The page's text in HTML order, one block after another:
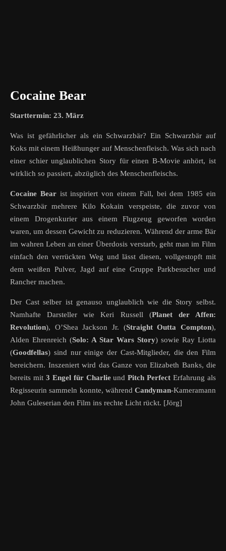
Cocaine Bear
Starttermin: 23. März
Was ist gefährlicher als ein Schwarzbär? Ein Schwarzbär auf
Koks mit einem Heißhunger auf Menschenfleisch. Was sich nach
einer schier unglaublichen Story für einen B-Movie anhört, ist
wirklich so passiert, abzüglich des Menschenfleischs.
Cocaine Bearist inspiriert von einem Fall, bei dem 1985 ein
Schwarzbär mehrere Kilo Kokain verspeiste, die zuvor von
einem Drogenkurier aus einem Flugzeug geworfen worden
waren, um dessen Gewicht zu reduzieren. Während der arme Bär
im wahren Leben an einer Überdosis verstarb, geht man im Film
einfach den verrückten Weg und lässt diesen, vollgestopft mit
dem weißen Pulver, Jagd auf eine Gruppe Parkbesucher und
Rancher machen.
Der Cast selber ist genauso unglaublich wie die Story selbst.
Namhafte Darsteller wie Keri Russell (Planet der Affen:
Revolution), O’Shea Jackson Jr. (Straight Outta Compton),
Alden Ehrenreich (Solo: A Star Wars Story) sowie Ray Liotta
(Goodfellas) sind nur einige der Cast-Mitglieder, die den Film
bereichern. Inszeniert wird das Ganze von Elizabeth Banks, die
bereits mit 3 Engel für CharlieundPitch Perfect Erfahrung als
Regisseurin sammeln konnte, während Candyman-Kameramann
John Guleserian den Film ins rechte Licht rückt. [Jörg]